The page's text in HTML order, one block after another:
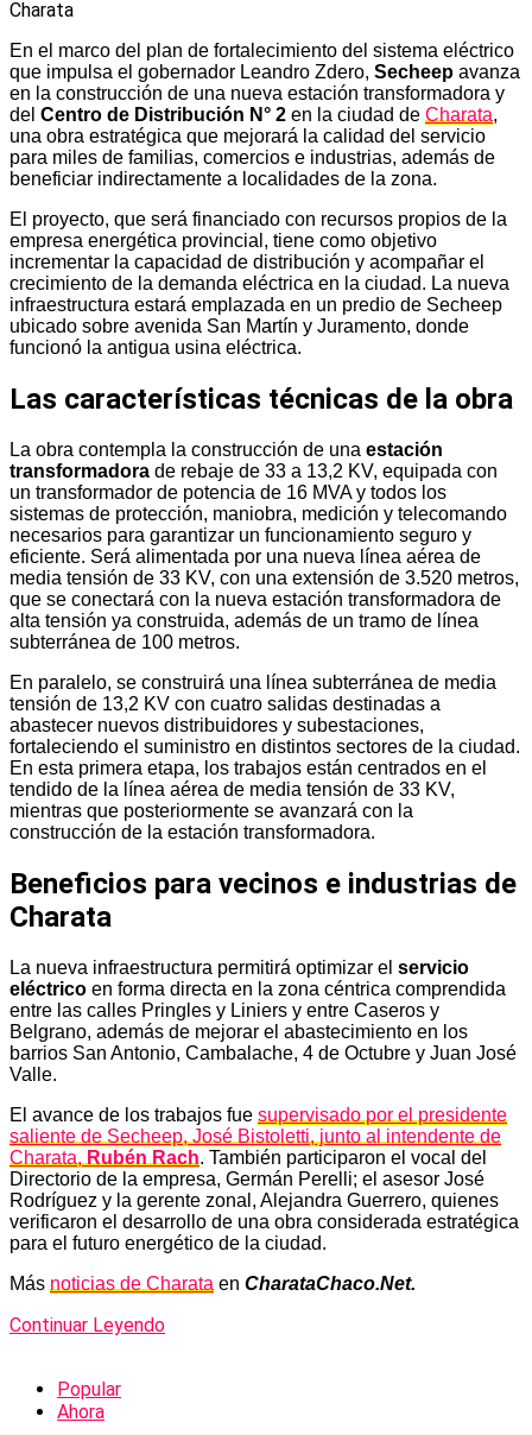
En el marco del plan de fortalecimiento del sistema eléctrico
que impulsa el gobernador Leandro Zdero, Secheep avanza
en la construcción de una nueva estación transformadora y
del Centro de Distribución N° 2 en la ciudad de Charata,
una obra estratégica que mejorará la calidad del servicio
para miles de familias, comercios e industrias, además de
beneficiar indirectamente a localidades de la zona.
El proyecto, que será financiado con recursos propios de la
empresa energética provincial, tiene como objetivo
incrementar la capacidad de distribución y acompañar el
crecimiento de la demanda eléctrica en la ciudad. La nueva
infraestructura estará emplazada en un predio de Secheep
ubicado sobre avenida San Martín y Juramento, donde
funcionó la antigua usina eléctrica.
Las características técnicas de la obra
La obra contempla la construcción de una estación
transformadora de rebaje de 33 a 13,2 KV, equipada con
un transformador de potencia de 16 MVA y todos los
sistemas de protección, maniobra, medición y telecomando
necesarios para garantizar un funcionamiento seguro y
eficiente. Será alimentada por una nueva línea aérea de
media tensión de 33 KV, con una extensión de 3.520 metros,
que se conectará con la nueva estación transformadora de
alta tensión ya construida, además de un tramo de línea
subterránea de 100 metros.
En paralelo, se construirá una línea subterránea de media
tensión de 13,2 KV con cuatro salidas destinadas a
abastecer nuevos distribuidores y subestaciones,
fortaleciendo el suministro en distintos sectores de la ciudad.
En esta primera etapa, los trabajos están centrados en el
tendido de la línea aérea de media tensión de 33 KV,
mientras que posteriormente se avanzará con la
construcción de la estación transformadora.
Beneficios para vecinos e industrias de
Charata
La nueva infraestructura permitirá optimizar el servicio
eléctrico en forma directa en la zona céntrica comprendida
entre las calles Pringles y Liniers y entre Caseros y
Belgrano, además de mejorar el abastecimiento en los
barrios San Antonio, Cambalache, 4 de Octubre y Juan José
Valle.
El avance de los trabajos fue supervisado por el presidente
saliente de Secheep, José Bistoletti, junto al intendente de
Charata, Rubén Rach. También participaron el vocal del
Directorio de la empresa, Germán Perelli; el asesor José
Rodríguez y la gerente zonal, Alejandra Guerrero, quienes
verificaron el desarrollo de una obra considerada estratégica
para el futuro energético de la ciudad.
Más noticias de Charata en CharataChaco.Net.
Continuar Leyendo
Popular
Ahora